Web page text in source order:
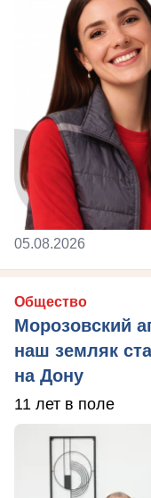
05.08.2026
Общество
Морозовский
наш земляк
на Дону
11 лет в поле